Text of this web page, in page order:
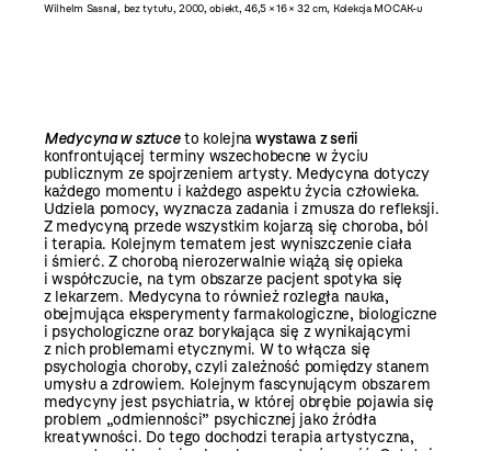
Wilhelm Sasnal, bez tytułu, 2000, obiekt, 46,5 × 16 × 32 cm, Kolekcja MOCAK-u
Medycyna w sztuceto kolejnawystawa z serii
konfrontującej terminy wszechobecne w życiu
publicznym ze spojrzeniem artysty. Medycyna dotyczy
każdego momentu i każdego aspektu życia człowieka.
Udziela pomocy, wyznacza zadania i zmusza do refleksji.
Z medycyną przede wszystkim kojarzą się choroba, ból
i terapia. Kolejnym tematem jest wyniszczenie ciała
i śmierć. Z chorobą nierozerwalnie wiążą się opieka
i współczucie, na tym obszarze pacjent spotyka się
z lekarzem. Medycyna to również rozległa nauka,
obejmująca eksperymenty farmakologiczne, biologiczne
i psychologiczne oraz borykająca się z wynikającymi
z nich problemami etycznymi. W to włącza się
psychologia choroby, czyli zależność pomiędzy stanem
umysłu a zdrowiem. Kolejnym fascynującym obszarem
medycyny jest psychiatria, w której obrębie pojawia się
problem „odmienności” psychicznej jako źródła
kreatywności. Do tego dochodzi terapia artystyczna,